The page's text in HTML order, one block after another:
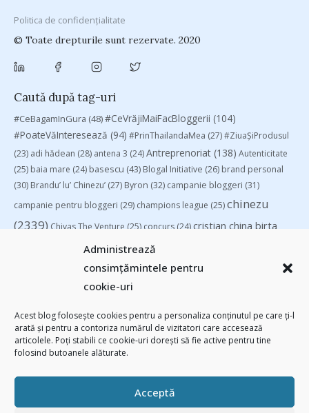
Administrează
consimțămintele pentru
cookie-uri
Acest blog folosește cookies pentru a personaliza conținutul pe care ți-l
arată și pentru a contoriza numărul de vizitatori care accesează
articolele. Poți stabili ce cookie-uri dorești să fie active pentru tine
folosind butoanele alăturate.
Acceptă
Politica de confidențialitate
© Toate drepturile sunt rezervate. 2020
Caută după tag-uri
#CeBagamInGura (48)#CeVrăjiMaiFacBloggerii (104)
#PoateVăInteresează (94) #PrinThailandaMea (27)#ZiuaȘiProdusul
(23) adi hădean (28) antena 3 (24)Antreprenoriat (138) Autenticitate
(25) baia mare (24) basescu (43) Blogal Initiative (26) brand personal
(30) Brandu’ lu’ Chinezu’ (27) Byron (32) campanie bloggeri (31)
campanie pentru bloggeri (29) champions league (25)chinezu
(2339) Chivas The Venture (25)concurs(24)cristian china birta
Despre cartile pe care le-am citit
federatia romana de rugby(22) filosofice (132)
leapsa
(41)romania(45)rugby(29)Samsung (48)sportlocal.ro(39) Studii
(112) TIFF(30) top 10(36)Trompeta lui Eustachio(28) utile(139)
vodafone (51)